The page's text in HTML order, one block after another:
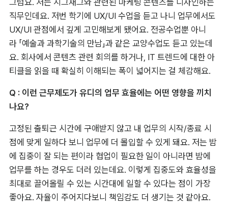
직무인데요. 저번 학기에 UX/UI 수업을 듣고 나니 업무에서도
UX/UI 관점에서 깊게 고민해보게 됐어요. 전공수업뿐 아니
라 「예술과 과학기술의 만남」과 같은 교양수업도 듣고 있는데
요. 회사에서 콘텐츠 관련 회의를 하거나, IT 트렌드에 대한 아
티클을 읽을 때 확실히 이해되는 폭이 넓어지는 걸 체감해요.
Q : 이런 근무제도가 유디의 업무 효율에는 어떤 영향을 끼치
나요?
고정된 출퇴근 시간에 구애받지 않고 내 업무의 시작/종료 시
점에 맞게 일하다 보니 업무에 더 몰입할 수 있게 돼요. 저는 밤
에 집중이 잘 되는 편이라 협업이 필요한 일이 아니라면 밤에
업무를 하는 경우도 더러 있는데요. 이렇게 집중도와 효율성을
최대로 끌어올릴 수 있는 시간대에 일할 수 있다는 점이 가장
좋아요. 자율이 주어지다보니 책임감도 더 생기는 것 같아요.